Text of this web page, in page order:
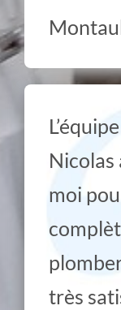
Nicolas
moi
très